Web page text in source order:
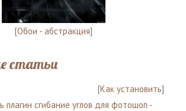
[Обои - абстракция]
статьи
[Как установить]
плагин сгибание углов для фотошоп -